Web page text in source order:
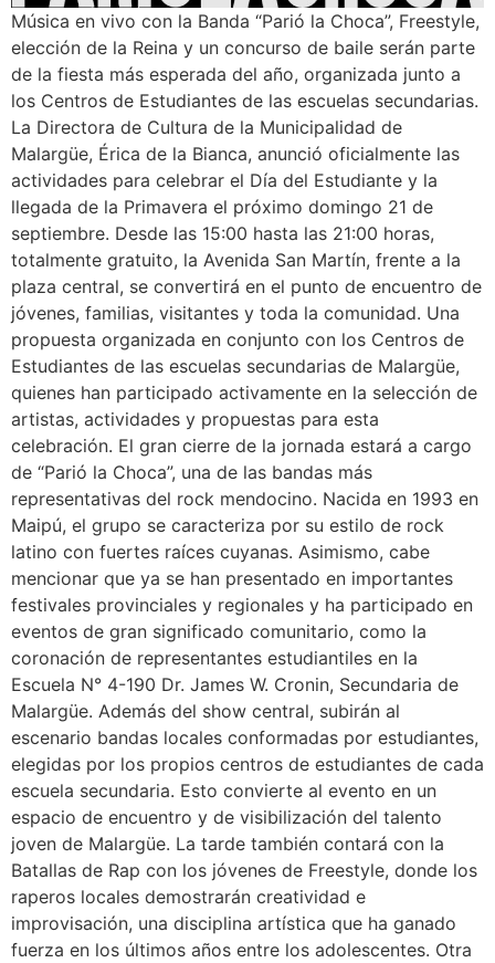
Música en vivo con la Banda “Parió la Choca”, Freestyle,
elección de la Reina y un concurso de baile serán parte
de la fiesta más esperada del año, organizada junto a
los Centros de Estudiantes de las escuelas secundarias.
La Directora de Cultura de la Municipalidad de
Malargüe, Érica de la Bianca, anunció oficialmente las
actividades para celebrar el Día del Estudiante y la
llegada de la Primavera el próximo domingo 21 de
septiembre. Desde las 15:00 hasta las 21:00 horas,
totalmente gratuito, la Avenida San Martín, frente a la
plaza central, se convertirá en el punto de encuentro de
jóvenes, familias, visitantes y toda la comunidad. Una
propuesta organizada en conjunto con los Centros de
Estudiantes de las escuelas secundarias de Malargüe,
quienes han participado activamente en la selección de
artistas, actividades y propuestas para esta
celebración. El gran cierre de la jornada estará a cargo
de “Parió la Choca”, una de las bandas más
representativas del rock mendocino. Nacida en 1993 en
Maipú, el grupo se caracteriza por su estilo de rock
latino con fuertes raíces cuyanas. Asimismo, cabe
mencionar que ya se han presentado en importantes
festivales provinciales y regionales y ha participado en
eventos de gran significado comunitario, como la
coronación de representantes estudiantiles en la
Escuela N° 4-190 Dr. James W. Cronin, Secundaria de
Malargüe. Además del show central, subirán al
escenario bandas locales conformadas por estudiantes,
elegidas por los propios centros de estudiantes de cada
escuela secundaria. Esto convierte al evento en un
espacio de encuentro y de visibilización del talento
joven de Malargüe. La tarde también contará con la
Batallas de Rap con los jóvenes de Freestyle, donde los
raperos locales demostrarán creatividad e
improvisación, una disciplina artística que ha ganado
fuerza en los últimos años entre los adolescentes. Otra